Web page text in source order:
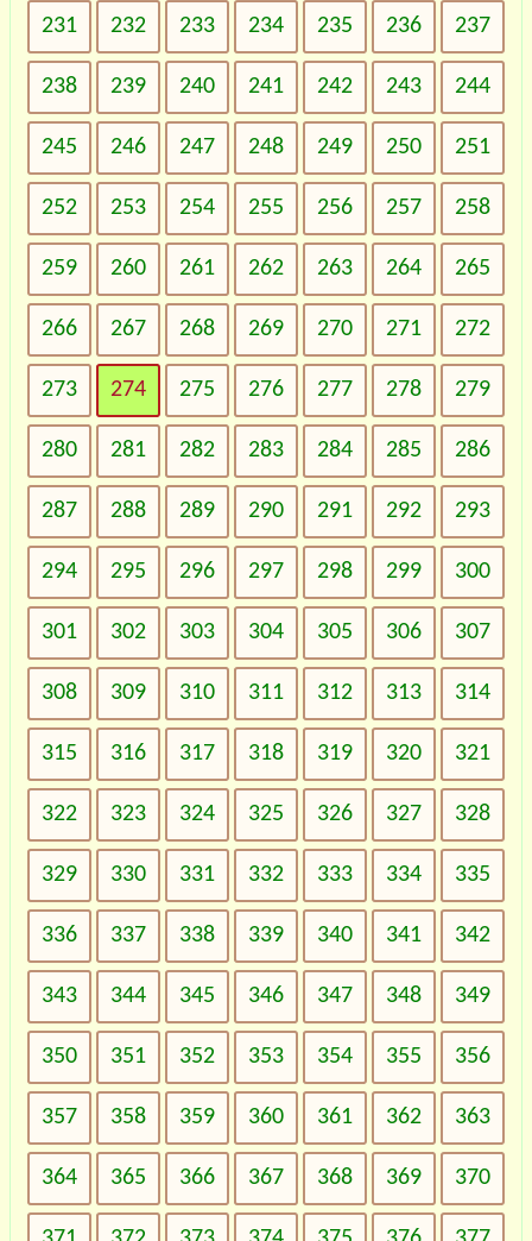
231 232 233 234 235 236 237
238 239 240 241 242 243 244
245 246 247 248 249 250 251
252 253 254 255 256 257 258
259 260 261 262 263 264 265
266 267 268 269 270 271 272
273 274 275 276 277 278 279
280 281 282 283 284 285 286
287 288 289 290 291 292 293
294 295 296 297 298 299 300
301 302 303 304 305 306 307
308 309 310 311 312 313 314
315 316 317 318 319 320 321
322 323 324 325 326 327 328
329 330 331 332 333 334 335
336 337 338 339 340 341 342
343 344 345 346 347 348 349
350 351 352 353 354 355 356
357 358 359 360 361 362 363
364 365 366 367 368 369 370